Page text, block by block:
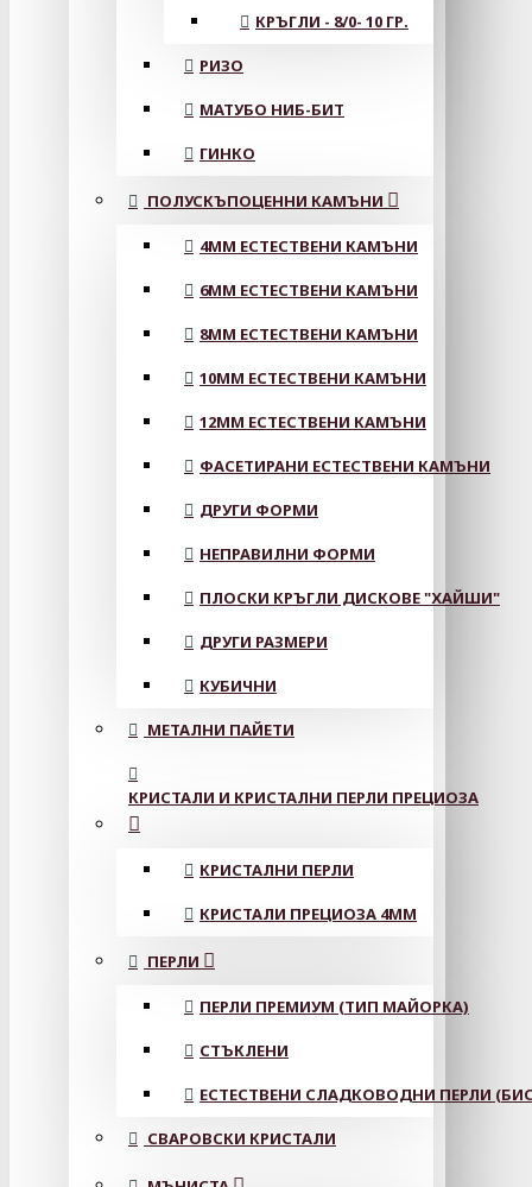
КРЪГЛИ - 8/0- 10 ГР.
РИЗО
МАТУБО НИБ-БИТ
ГИНКО
ПОЛУСКЪПОЦЕННИ КАМЪНИ
4MM ЕСТЕСТВЕНИ КАМЪНИ
6MM ЕСТЕСТВЕНИ КАМЪНИ
8MM ЕСТЕСТВЕНИ КАМЪНИ
10MM ЕСТЕСТВЕНИ КАМЪНИ
12MM ЕСТЕСТВЕНИ КАМЪНИ
ФАСЕТИРАНИ ЕСТЕСТВЕНИ КАМЪНИ
ДРУГИ ФОРМИ
НЕПРАВИЛНИ ФОРМИ
ПЛОСКИ КРЪГЛИ ДИСКОВЕ "ХАЙШИ"
ДРУГИ РАЗМЕРИ
КУБИЧНИ
МЕТАЛНИ ПАЙЕТИ
КРИСТАЛИ И КРИСТАЛНИ ПЕРЛИ ПРЕЦИОЗА
КРИСТАЛНИ ПЕРЛИ
КРИСТАЛИ ПРЕЦИОЗА 4ММ
ПЕРЛИ
ПЕРЛИ ПРЕМИУМ (ТИП МАЙОРКА)
СТЪКЛЕНИ
ЕСТЕСТВЕНИ СЛАДКОВОДНИ ПЕРЛИ
СВАРОВСКИ КРИСТАЛИ